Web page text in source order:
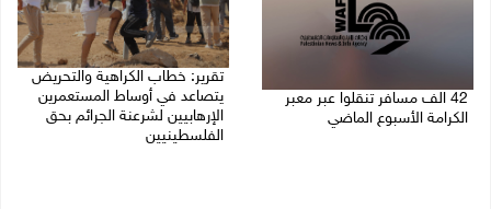
42 الف مسافر تنقلوا عبر معبر
الكرامة الأسبوع الماضي
تقرير: خطاب الكراهية والتحريض
يتصاعد في أوساط المستعمرين
الإرهابيين لشرعنة الجرائم بحق
الفلسطينيين